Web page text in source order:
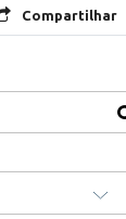
Compartilhar